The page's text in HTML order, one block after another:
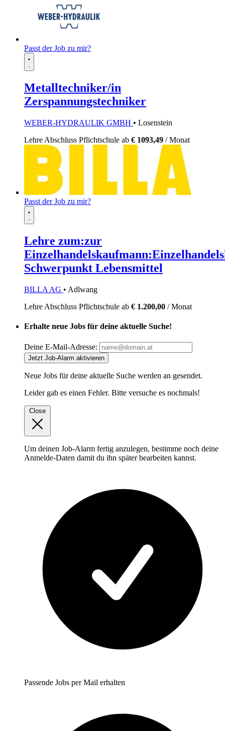
Passt der Job zu mir?
Metalltechniker/in
Zerspannungstechniker
WEBER-HYDRAULIK GMBH • Losenstein
Lehre Abschluss Pflichtschule ab € 1093,49 / Monat
Passt der Job zu mir?
Lehre zum:zur
Schwerpunkt Lebensmittel
BILLA AG • Adlwang
Lehre Abschluss Pflichtschule ab € 1.200,00 / Monat
Erhalte neue Jobs für deine aktuelle Suche!
Deine E-Mail-Adresse:
Jetzt Job-Alarm aktivieren
Neue Jobs für deine aktuelle Suche werden an gesendet.
Leider gab es einen Fehler. Bitte versuche es nochmals!
Close
Um deinen Job-Alarm fertig anzulegen, bestimme noch deine
Anmelde-Daten damit du ihn später bearbeiten kannst.
Passende Jobs per Mail erhalten